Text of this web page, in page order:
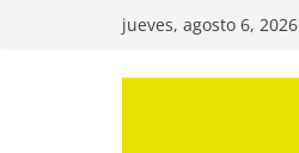
jueves, agosto 6, 2026